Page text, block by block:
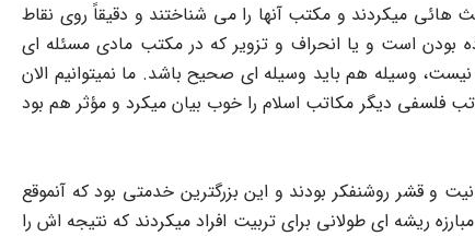
هائی میکردند و مکتب آنها را می شناختند و دقیقاً روی نقاط
است و یا انحراف و تزویر که در مکتب مادی مسئله ای
وسیله هم باید وسیله ای صحیح باشد. ما نمیتوانیم الان
فلسفی دیگر مکاتب اسلام را خوب بیان میکرد و مؤثر هم بود
و قشر روشنفکر بودند و این بزرگترین خدمتی بود که آنموقع
ریشه ای طولانی برای تربیت افراد میکردند که نتیجه اش را